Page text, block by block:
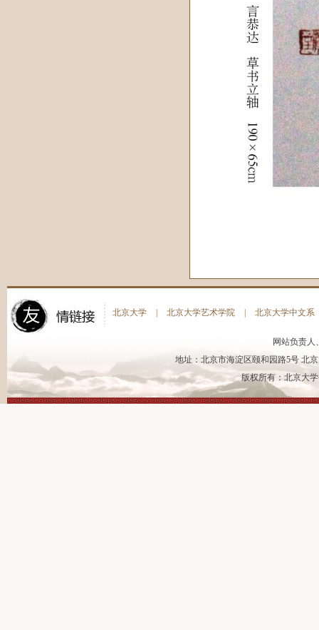
北京大学 北京大学艺术学院 北京大学中文系
网站负责
地址：北京市海淀区颐和园路5号 北
版权所有：北京大